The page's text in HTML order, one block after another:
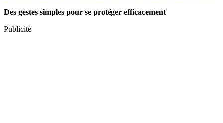
Des gestes simples pour se protéger efficacement
Publicité